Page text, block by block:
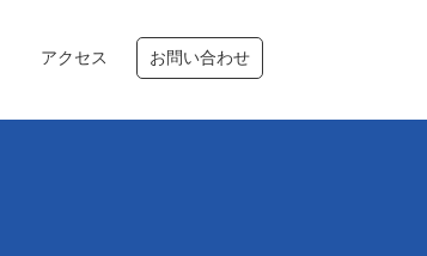
アクセス お問い合わせ